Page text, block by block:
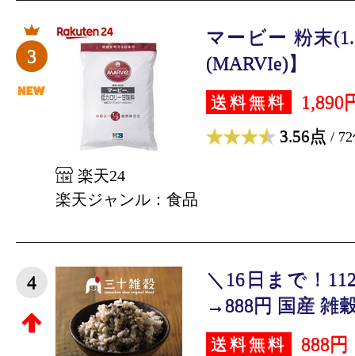
3
マービー 粉末
(MARVIe)】
送料無料 1,890
3.56点 /
楽天24
楽天ジャンル：食品
4
＼16日まで！
→888円 国産 雑
送料無料 888円